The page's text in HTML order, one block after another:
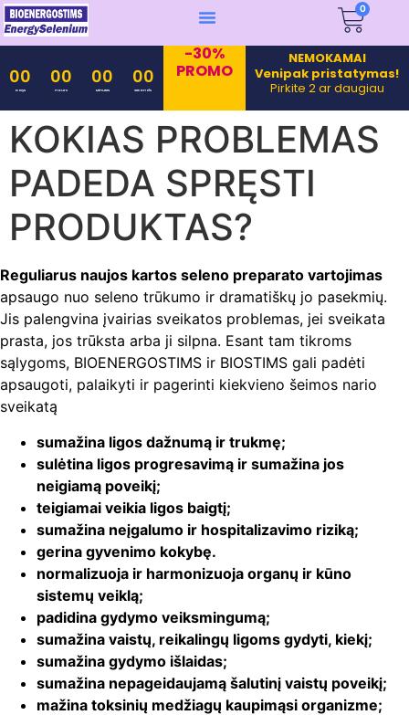
0
00
Days
00
Hours
00
Minutes
00
Seconds
-30%
PROMO
NEMOKAMAI
Venipak pristatymas!
Pirkite 2 ar daugiau
KOKIAS PROBLEMAS
PADEDA SPRĘSTI
PRODUKTAS?
Reguliarus naujos kartos seleno preparato vartojimas
apsaugo nuo seleno trūkumo ir dramatiškų jo pasekmių.
Jis palengvina įvairias sveikatos problemas, jei sveikata
prasta, jos trūksta arba ji silpna. Esant tam tikroms
sąlygoms, BIOENERGOSTIMS ir BIOSTIMS gali padėti
apsaugoti, palaikyti ir pagerinti kiekvieno šeimos nario
sveikatą
sumažina ligos dažnumą ir trukmę;
sulėtina ligos progresavimą ir sumažina jos
neigiamą poveikį;
teigiamai veikia ligos baigtį;
sumažina neįgalumo ir hospitalizavimo riziką;
gerina gyvenimo kokybę.
normalizuoja ir harmonizuoja organų ir kūno
sistemų veiklą;
padidina gydymo veiksmingumą;
sumažina vaistų, reikalingų ligoms gydyti, kiekį;
sumažina gydymo išlaidas;
sumažina nepageidaujamą šalutinį vaistų poveikį;
mažina toksinių medžiagų kaupimąsi organizme;